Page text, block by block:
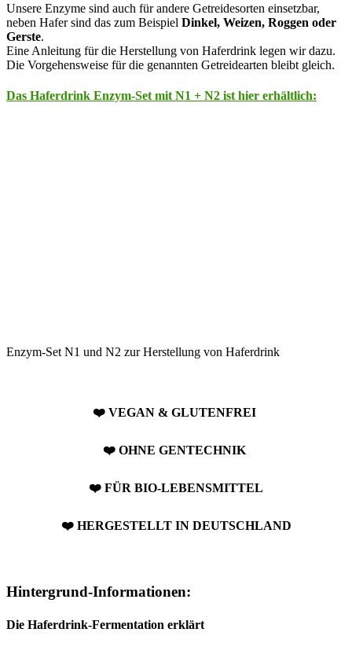
Unsere Enzyme sind auch für andere Getreidesorten einsetzbar,
neben Hafer sind das zum Beispiel Dinkel, Weizen, Roggen oder
Gerste.
Eine Anleitung für die Herstellung von Haferdrink legen wir dazu.
Die Vorgehensweise für die genannten Getreidearten bleibt gleich.
Das Haferdrink Enzym-Set mit N1 + N2 ist hier erhältlich:
Enzym-Set N1 und N2 zur Herstellung von Haferdrink
❤️ VEGAN & GLUTENFREI
❤️ OHNE GENTECHNIK
❤️ FÜR BIO-LEBENSMITTEL
❤️HERGESTELLT IN DEUTSCHLAND
Hintergrund-Informationen:
Die Haferdrink-Fermentation erklärt